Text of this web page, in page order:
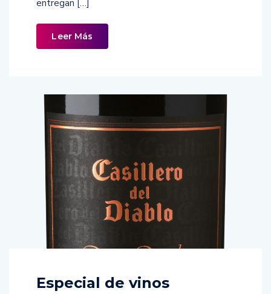
entregan […]
Leer Más
Especial de vinos